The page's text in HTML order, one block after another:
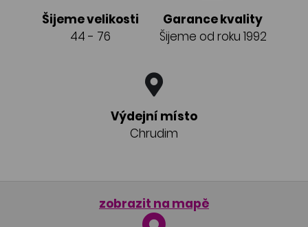
Šijeme velikosti
44 - 76
Garance kvality
Šijeme od roku 1992
Výdejní místo
Chrudim
zobrazit na mapě